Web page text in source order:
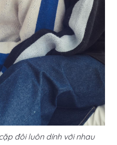
đôi luôn dính với nhau